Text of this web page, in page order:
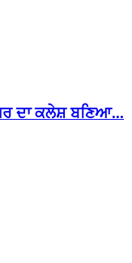
ਦਾ ਕਲੇਸ਼ ਬਣਿਆ...